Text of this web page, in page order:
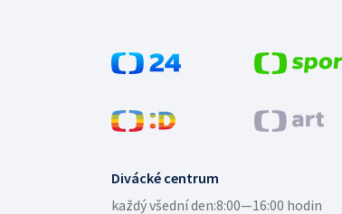
Divácké centrum
každý všední den:8:00—16:00 hodin